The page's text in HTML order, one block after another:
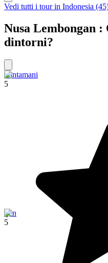
Vedi tutti i tour in Indonesia
Nusa Lembongan :
dintorni?
Kintamani
5
Ijen
5